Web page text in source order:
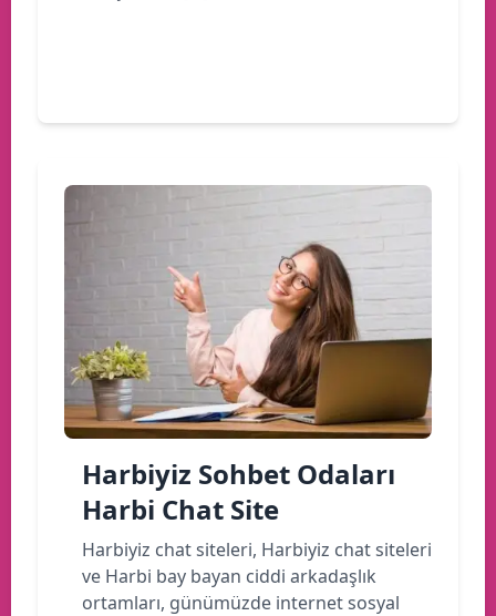
Harbiyiz Sohbet Odaları
Harbi Chat Site
Harbiyiz chat siteleri, Harbiyiz chat siteleri
ve Harbi bay bayan ciddi arkadaşlık
ortamları, günümüzde internet sosyal